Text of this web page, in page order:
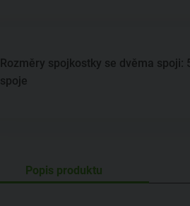
Rozměry spojkostky se dvěma
spoje
Popis produktu